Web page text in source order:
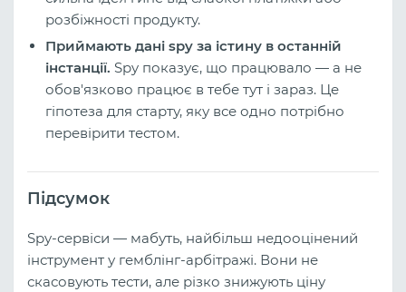
розбіжності продукту.
Приймають дані spy за істину в останній
інстанції. Spy показує, що працювало — а не
обов'язково працює в тебе тут і зараз. Це
гіпотеза для старту, яку все одно потрібно
перевірити тестом.
Підсумок
Spy-сервіси — мабуть, найбільш недооцінений
інструмент у гемблінг-арбітражі. Вони не
скасовують тести, але різко знижують ціну